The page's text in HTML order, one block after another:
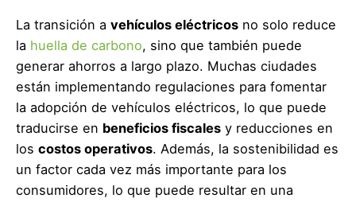
La transición a vehículos eléctricos no solo reduce
la huella de carbono, sino que también puede
generar ahorros a largo plazo. Muchas ciudades
están implementando regulaciones para fomentar
la adopción de vehículos eléctricos, lo que puede
traducirse en beneficios fiscales y reducciones en
los costos operativos. Además, la sostenibilidad es
un factor cada vez más importante para los
consumidores, lo que puede resultar en una